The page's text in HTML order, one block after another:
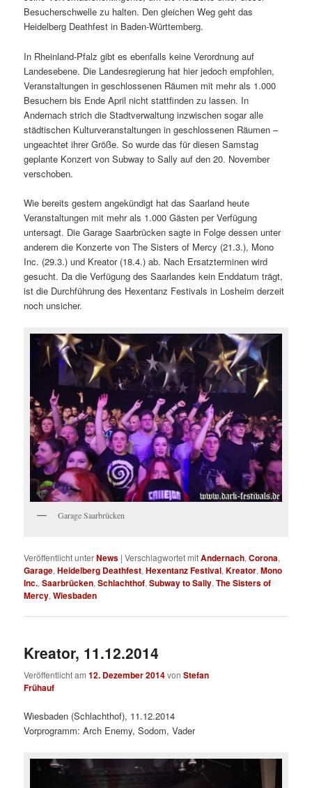
Besucherschwelle zu halten. Den gleichen Weg geht das
Heidelberg Deathfest in Baden-Württemberg.
In Rheinland-Pfalz gibt es ebenfalls keine Verordnung auf
Landesebene. Die Landesregierung hat hier jedoch empfohlen,
Veranstaltungen in geschlossenen Räumen mit mehr als 1.000
Besuchern bis Ende April nicht stattfinden zu lassen. In
Andernach strich die Stadtverwaltung inzwischen sogar alle
städtischen Kulturveranstaltungen in geschlossenen Räumen –
ungeachtet ihrer Größe. So wurde das für diesen Samstag
geplante Konzert von Subway to Sally auf den 20. November
verschoben.
Wie bereits gestern angekündigt hat das Saarland heute
Veranstaltungen mit mehr als 1.000 Gästen per Verfügung
untersagt. Die Garage Saarbrücken sagte in Folge dessen unter
anderem die Konzerte von The Sisters of Mercy (21.3.), Mono
Inc. (29.3.) und Kreator (18.4.) ab. Nach Ersatzterminen wird
gesucht. Da die Verfügung des Saarlandes kein Enddatum trägt,
ist die Durchführung des Hexentanz Festivals in Losheim derzeit
noch unsicher.
Garage Saarbrücken
Veröffentlicht unterNews |Verschlagwortet mitAndernach,Corona,
Garage,Heidelberg Deathfest,Hexentanz Festival,Kreator,Mono
Inc.,Saarbrücken,Schlachthof,Subway to Sally,The Sisters of
Mercy,Wiesbaden
Kreator, 11.12.2014
Veröffentlicht am12. Dezember 2014vonStefan
Frühauf
Wiesbaden (Schlachthof), 11.12.2014
Vorprogramm: Arch Enemy, Sodom, Vader